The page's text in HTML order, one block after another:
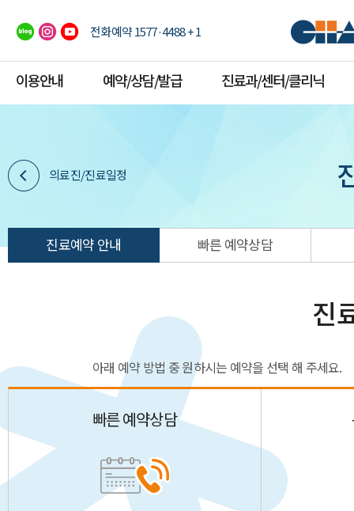
전화예약 1577·4488 + 1
이용안내 예약/상담/발급 진료과/센터/클리닉
의료진/진료일정
진료예약 안내 빠른 예약상담
진
아래 예약 방법 중 원하시는 예약을 선택 해 주세요.
빠른 예약상담